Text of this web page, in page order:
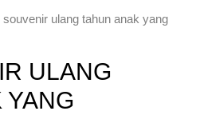
ulang tahun anak yang
ULANG
YANG